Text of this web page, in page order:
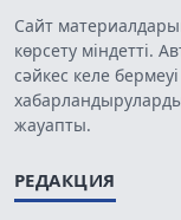
Сайт
көрсету міндетті.
сәйкес келе
жауапты.
РЕДАКЦИЯ